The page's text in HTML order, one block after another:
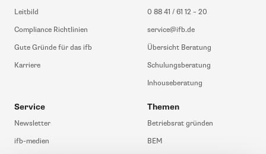
Leitbild
Compliance Richtlinien
Gute Gründe für das ifb
Karriere
0 88 41 / 61 12 – 20
service@ifb.de
Übersicht Beratung
Schulungsberatung
Inhouseberatung
Service
Newsletter
ifb-medien
Themen
Betriebsrat gründen
BEM